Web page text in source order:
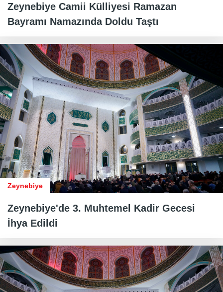
Zeynebiye Camii Külliyesi Ramazan
Bayramı Namazında Doldu Taştı
Zeynebiye
Zeynebiye'de 3. Muhtemel Kadir Gecesi
İhya Edildi